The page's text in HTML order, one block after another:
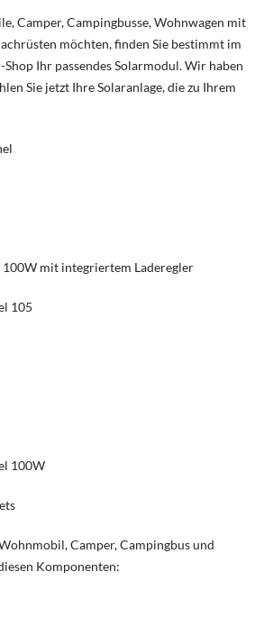
Camper, Campingbusse, Wohnwagen mit
möchten, finden Sie bestimmt im
Ihr passendes Solarmodul. Wir haben
Sie jetzt Ihre Solaranlage, die zu Ihrem
mit integriertem Laderegler
105
100W
Camper, Campingbus und
Komponenten: